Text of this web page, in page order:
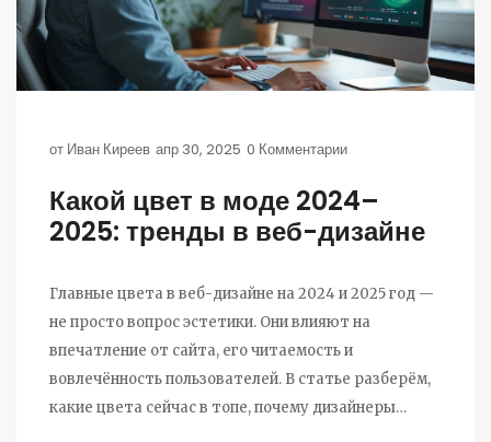
от Иван Киреев апр 30, 2025 0 Комментарии
Какой цвет в моде 2024–
2025: тренды в веб-дизайне
Главные цвета в веб-дизайне на 2024 и 2025 год —
не просто вопрос эстетики. Они влияют на
впечатление от сайта, его читаемость и
вовлечённость пользователей. В статье разберём,
какие цвета сейчас в топе, почему дизайнеры